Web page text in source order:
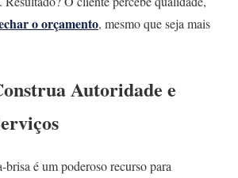
o orçamento, mesmo que seja mais
Autoridade e
é um poderoso recurso para